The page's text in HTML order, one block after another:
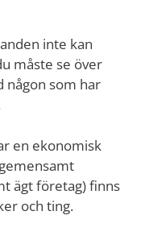
inte kan
måste se över
någon som har
en ekonomisk
ägt företag) finns
och ting.